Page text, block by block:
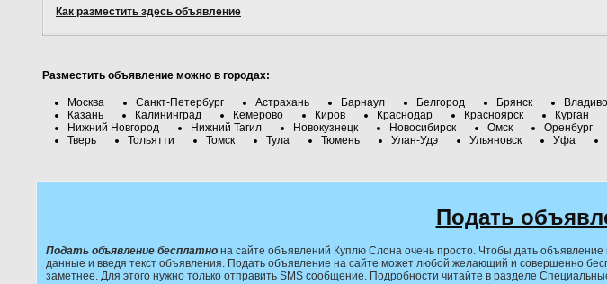
Как разместить здесь объявление
Разместить объявление можно в городах:
Москва Санкт-Петербург Астрахань Барнаул Белгород Брянск
Казань
Калининград Кемерово Киров Краснодар Красноярск Курган
Нижний Новгород
Нижний Тагил Новокузнецк Новосибирск Омск Оренбург
Тверь
Тольятти Томск Тула Тюмень Улан-Удэ Ульяновск Уфа
Подать
Подать объявление бесплатно на сайте объявлений Куплю Слона очень просто. Чтобы дать
данные и введя текст объявления. Подать объявление на сайте может любой желающий и совершенно
заметнее. Для этого нужно только отправить SMS сообщение. Подробности читайте в разделе